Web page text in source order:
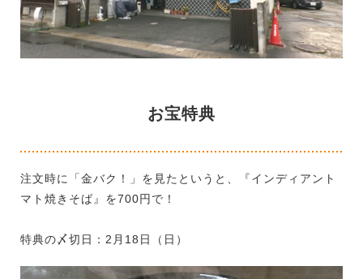
お宝特典
注文時に「金バク！」を見たというと、『インディアント
マト焼きそば』を700円で！
特典の〆切日：2月18日（日）